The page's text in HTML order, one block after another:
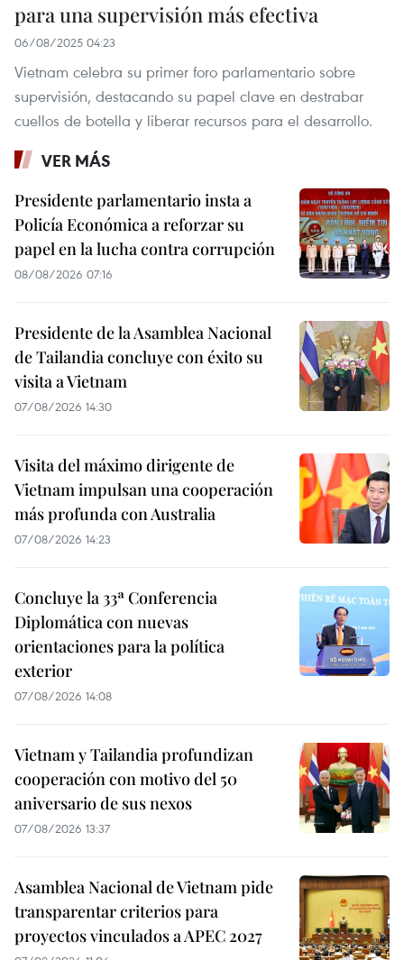
para una supervisión más efectiva
06/08/2025 04:23
Vietnam celebra su primer foro parlamentario sobre
supervisión, destacando su papel clave en destrabar
cuellos de botella y liberar recursos para el desarrollo.
VER MÁS
Presidente parlamentario insta a
Policía Económica a reforzar su
papel en la lucha contra corrupción
08/08/2026 07:16
Presidente de la Asamblea Nacional
de Tailandia concluye con éxito su
visita a Vietnam
07/08/2026 14:30
Visita del máximo dirigente de
Vietnam impulsan una cooperación
más profunda con Australia
07/08/2026 14:23
Concluye la 33ª Conferencia
Diplomática con nuevas
orientaciones para la política
exterior
07/08/2026 14:08
Vietnam y Tailandia profundizan
cooperación con motivo del 50
aniversario de sus nexos
07/08/2026 13:37
Asamblea Nacional de Vietnam pide
transparentar criterios para
proyectos vinculados a APEC 2027